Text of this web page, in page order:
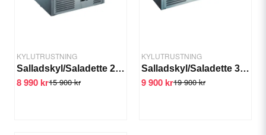
KYLUTRUSTNING
Salladskyl/Saladette 2 dörrar, glastop, 922x700x1250 mm
15 900 kr
8 990 kr
KYLUTRUSTNING
Salladskyl/Saladette 3 dörrar öppen top
19 900 kr
9 900 kr